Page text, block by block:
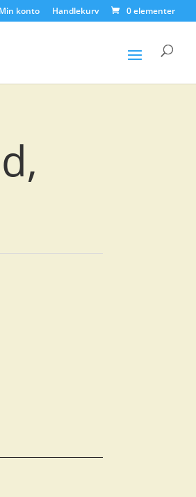
Min konto Handlekurv 0 elementer